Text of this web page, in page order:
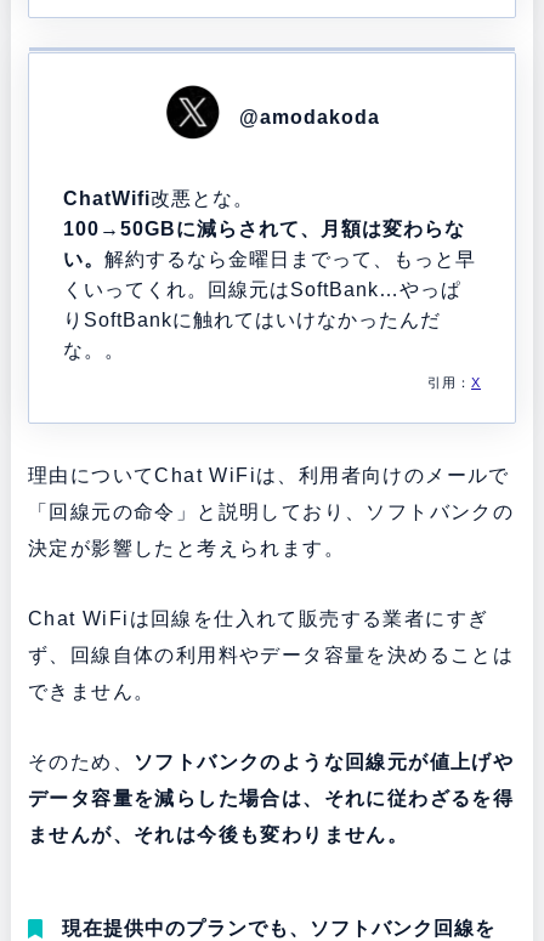
@amodakoda
ChatWifi改悪とな。
100→50GBに減らされて、月額は変わらな
い。 解約するなら金曜日までって、もっと早
くいってくれ。回線元はSoftBank…やっぱ
りSoftBankに触れてはいけなかったんだ
な。。
引用：X
理由についてChat WiFiは、利用者向けのメールで
「回線元の命令」と説明しており、ソフトバンクの
決定が影響したと考えられます。
Chat WiFiは回線を仕入れて販売する業者にすぎ
ず、回線自体の利用料やデータ容量を決めることは
できません。
そのため、
ソフトバンクのような回線元が値上げや
データ容量を減らした場合は、それに従わざるを得
ませんが、それは今後も変わりません。
現在提供中のプランでも、ソフトバンク回線を